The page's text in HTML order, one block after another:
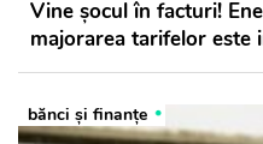
Vine șocul în facturi!
majorarea tarifelor este
bănci şi finanţe